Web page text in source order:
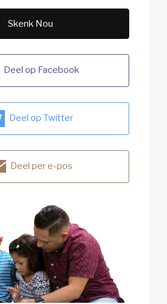
Skenk Nou
Deel op Facebook
Deel op Twitter
Deel per e-pos